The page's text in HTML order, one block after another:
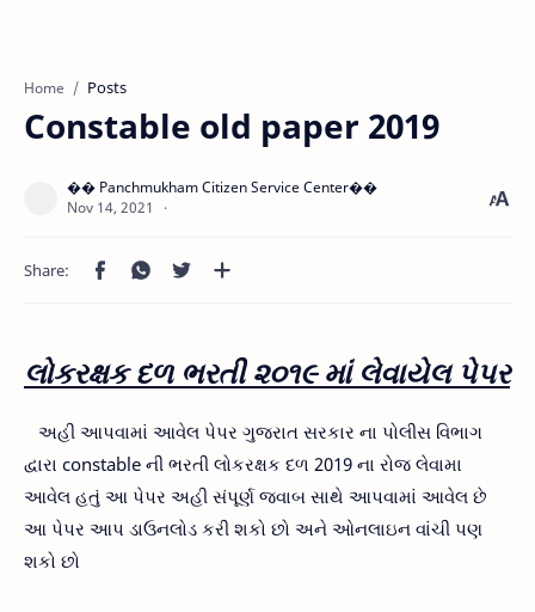
Home Posts
Constable old paper 2019
લોકરક્ષક દળ ભરતી ૨૦૧૯ માં લેવાયેલ પેપર
અહી આપવામાં આવેલ પેપર ગુજરાત સરકાર ના પોલીસ વિભાગ
દ્વારા constable ની ભરતી લોકરક્ષક દળ 2019 ના રોજ લેવામા
આવેલ હતું આ પેપર અહી સંપૂર્ણ જવાબ સાથે આપવામાં આવેલ છે
આ પેપર આપ ડાઉનલોડ કરી શકો છો અને ઓનલાઇન વાંચી પણ
શકો છો